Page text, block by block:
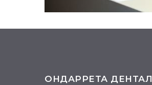
ОНДАРРЕТА ДЕНТАЛ